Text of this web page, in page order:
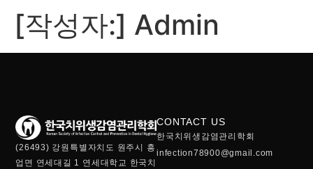
[작성자:] Admin
(26493) 강원특별자치도 원주시 흥
업면 연세대길 1 연세대학교 한국치
CONTACT US
한국치위생감염관리학회
infection78900@gmail.com